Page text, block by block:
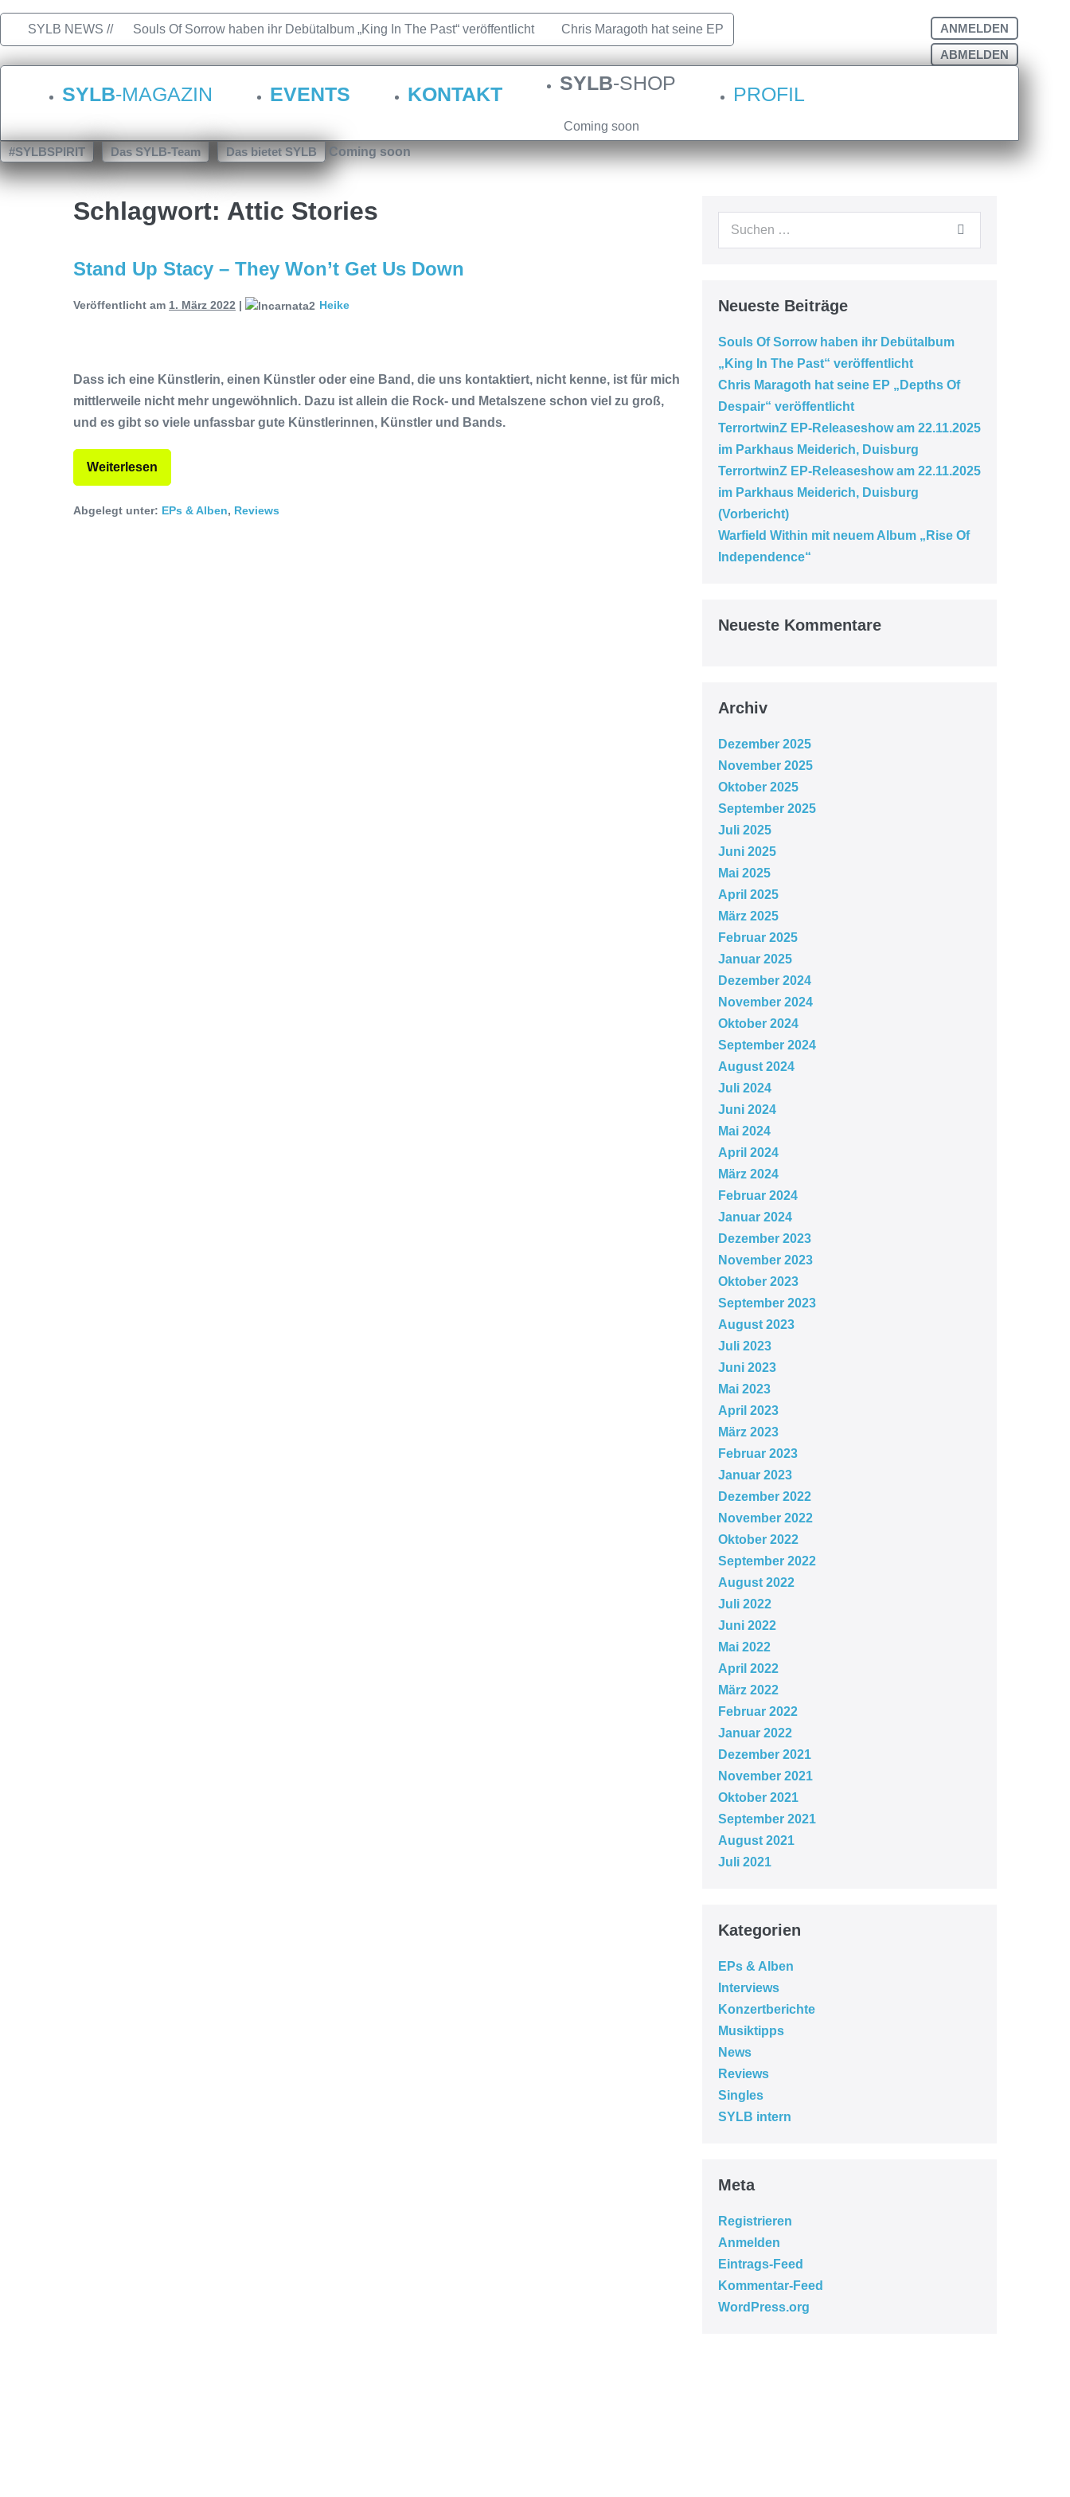
SYLB NEWS // Souls Of Sorrow haben ihr Debütalbum „King In The Past“ veröffentlicht Chris Maragoth hat seine EP
„Depths Of Despair“ veröffentlicht TerrortwinZ EP-Releaseshow am 22.11.2025 im Parkhaus Meiderich,
Duisburg TerrortwinZ EP-Releaseshow am 22.11.2025 im Parkhaus Meiderich, Duisburg (Vorbericht)
Necrotic Woods, Vendul und Altruist am
24.10.2025 im ROTTSTR5-THEATER, Bochum
ANMELDEN
ABMELDEN
SYLB-MAGAZIN EVENTS KONTAKT SYLB-SHOP
Coming soon
PROFIL
#SYLBSPIRIT Das SYLB-Team Das bietet SYLB Coming soon
Schlagwort: Attic Stories
Stand Up Stacy – They Won’t Get Us Down
Veröffentlicht am 1. März 2022 | Heike
Dass ich eine Künstlerin, einen Künstler oder eine Band, die uns kontaktiert, nicht kenne, ist für mich
mittlerweile nicht mehr ungewöhnlich. Dazu ist allein die Rock- und Metalszene schon viel zu groß,
und es gibt so viele unfassbar gute Künstlerinnen, Künstler und Bands.
Weiterlesen
Abgelegt unter: EPs & Alben, Reviews
Neueste Beiträge
Souls Of Sorrow haben ihr Debütalbum
„King In The Past“ veröffentlicht
Chris Maragoth hat seine EP „Depths Of
Despair“ veröffentlicht
TerrortwinZ EP-Releaseshow am 22.11.2025
im Parkhaus Meiderich, Duisburg
TerrortwinZ EP-Releaseshow am 22.11.2025
im Parkhaus Meiderich, Duisburg
(Vorbericht)
Warfield Within mit neuem Album „Rise Of
Independence“
Neueste Kommentare
Archiv
Dezember 2025
November 2025
Oktober 2025
September 2025
Juli 2025
Juni 2025
Mai 2025
April 2025
März 2025
Februar 2025
Januar 2025
Dezember 2024
November 2024
Oktober 2024
September 2024
August 2024
Juli 2024
Juni 2024
Mai 2024
April 2024
März 2024
Februar 2024
Januar 2024
Dezember 2023
November 2023
Oktober 2023
September 2023
August 2023
Juli 2023
Juni 2023
Mai 2023
April 2023
März 2023
Februar 2023
Januar 2023
Dezember 2022
November 2022
Oktober 2022
September 2022
August 2022
Juli 2022
Juni 2022
Mai 2022
April 2022
März 2022
Februar 2022
Januar 2022
Dezember 2021
November 2021
Oktober 2021
September 2021
August 2021
Juli 2021
Kategorien
EPs & Alben
Interviews
Konzertberichte
Musiktipps
News
Reviews
Singles
SYLB intern
Meta
Registrieren
Anmelden
Eintrags-Feed
Kommentar-Feed
WordPress.org